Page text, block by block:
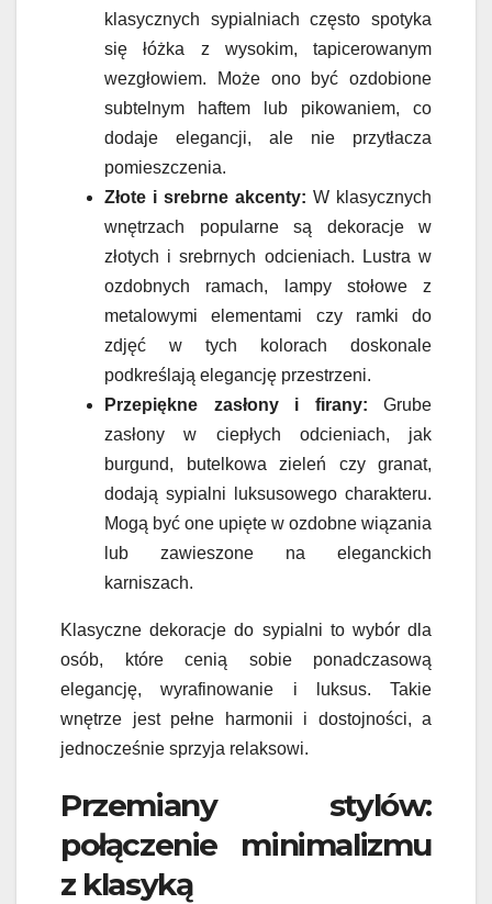
klasycznych sypialniach często spotyka
się łóżka z wysokim, tapicerowanym
wezgłowiem. Może ono być ozdobione
subtelnym haftem lub pikowaniem, co
dodaje elegancji, ale nie przytłacza
pomieszczenia.
Złote i srebrne akcenty: W klasycznych
wnętrzach popularne są dekoracje w
złotych i srebrnych odcieniach. Lustra w
ozdobnych ramach, lampy stołowe z
metalowymi elementami czy ramki do
zdjęć w tych kolorach doskonale
podkreślają elegancję przestrzeni.
Przepiękne zasłony i firany: Grube
zasłony w ciepłych odcieniach, jak
burgund, butelkowa zieleń czy granat,
dodają sypialni luksusowego charakteru.
Mogą być one upięte w ozdobne wiązania
lub zawieszone na eleganckich
karniszach.
Klasyczne dekoracje do sypialni to wybór dla
osób, które cenią sobie ponadczasową
elegancję, wyrafinowanie i luksus. Takie
wnętrze jest pełne harmonii i dostojności, a
jednocześnie sprzyja relaksowi.
Przemiany stylów:
połączenie minimalizmu
z klasyką